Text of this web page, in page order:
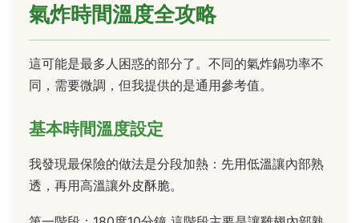
氣炸時間溫度全攻略
這可能是最多人困惑的部分了。不同的氣炸鍋功率不
同，需要微調，但我提供的是通用參考值。
基本時間溫度設定
我發現最保險的做法是分段加熱：先用低溫讓內部熟
透，再用高溫讓外皮酥脆。